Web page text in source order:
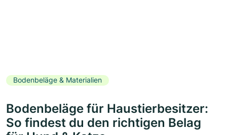
Bodenbeläge & Materialien
Bodenbeläge für Haustierbesitzer:
So findest du den richtigen Belag